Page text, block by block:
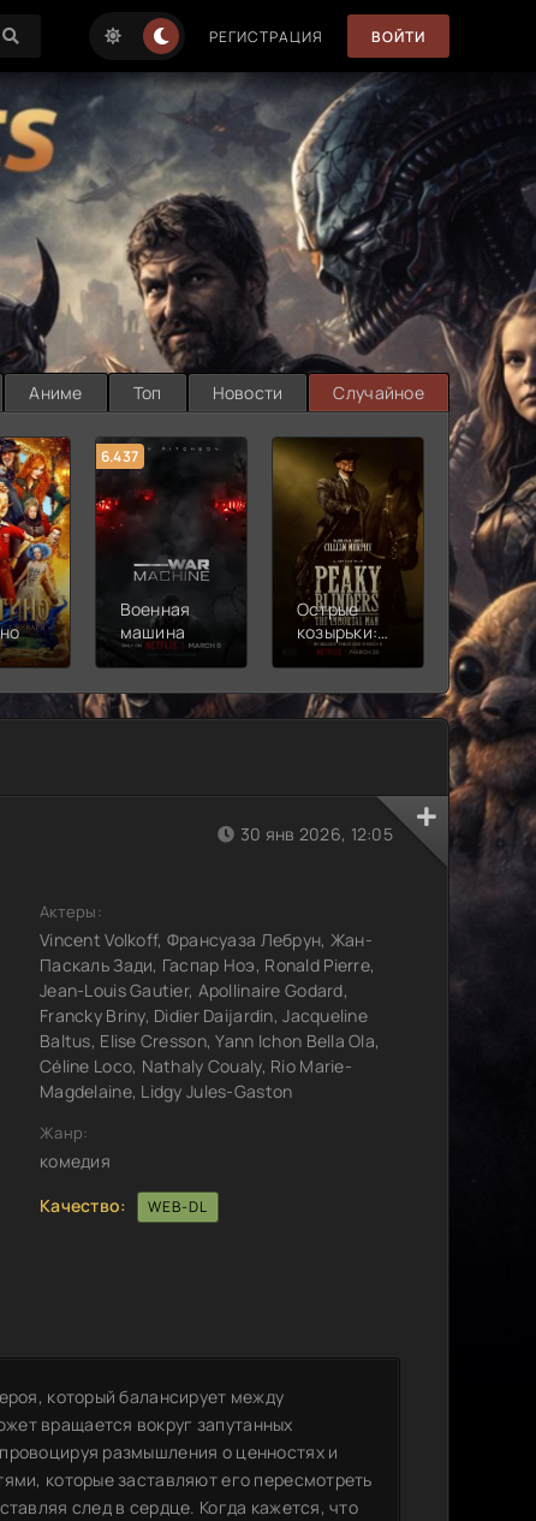
РЕГИСТРАЦИЯ ВОЙТИ
Аниме Топ Новости Случайное
6.437
Военная
машина
Острые
козырьки:
Бессмертный
7.187
2
30 янв 2026, 12:05
Актеры:
Vincent Volkoff, Франсуаза Лебрун, Жан-
Паскаль Зади, Гаспар Ноэ, Ronald Pierre,
Jean-Louis Gautier, Apollinaire Godard,
Francky Briny, Didier Daijardin, Jacqueline
Baltus, Elise Cresson, Yann Ichon Bella Ola,
Céline Loco, Nathaly Coualy, Rio Marie-
Magdelaine, Lidgy Jules-Gaston
Жанр:
комедия
Качество:
WEB-DL
который балансирует между
вращается вокруг запутанных
размышления о ценностях и
которые заставляют его пересмотреть
след в сердце. Когда кажется, что